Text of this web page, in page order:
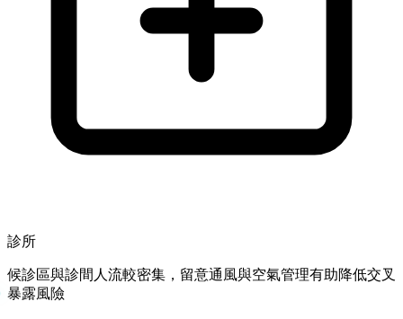
診所
候診區與診間人流較密集，留意通風與空氣管理有助降低交叉
暴露風險